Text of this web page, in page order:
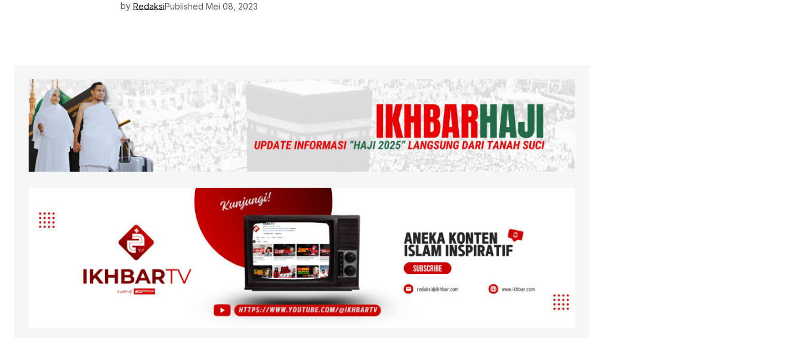
by RedaksiPublished Mei 08, 2023